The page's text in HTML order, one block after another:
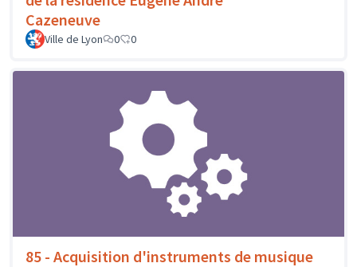
Cazeneuve
Ville de Lyon 0 0
85 - Acquisition d'instruments de musique